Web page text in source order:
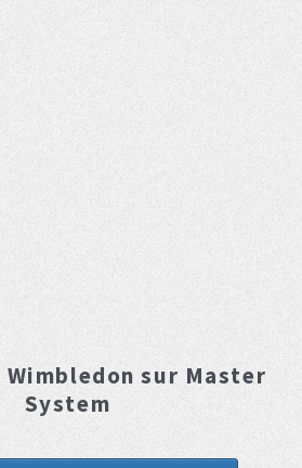
Wimbledon sur Master
System